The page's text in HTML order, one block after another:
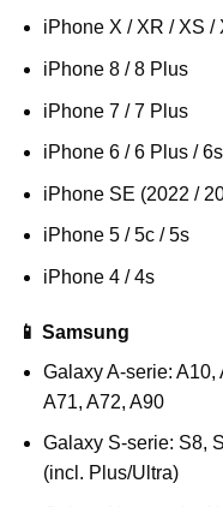
iPhone X / XR / XS /
iPhone 8 / 8 Plus
iPhone 7 / 7 Plus
iPhone 6 / 6 Plus /
iPhone SE (2022 /
iPhone 5 / 5c / 5s
iPhone 4 / 4s
📱 Samsung
Galaxy A-serie: A10,
A71, A72, A90
Galaxy S-serie: S8,
(incl. Plus/Ultra)